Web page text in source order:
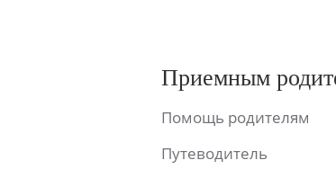
Приемным
Помощь родителям
Путеводитель